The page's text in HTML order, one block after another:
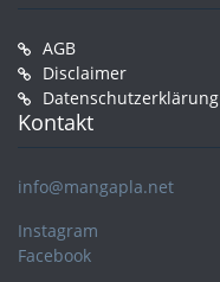
AGB
Disclaimer
Datenschutzerklärung
Kontakt
info@mangapla.net
Instagram
Facebook